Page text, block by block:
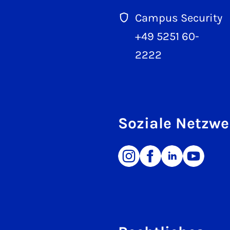
Campus Security
+49 5251 60-
2222
Soziale